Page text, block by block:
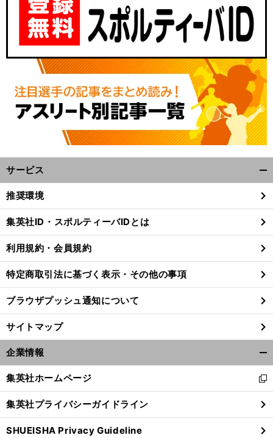
前
サービス
閉
る
推奨環境
集英社ID・スポルティーバIDとは
利用規約・会員規約
特定商取引法に基づく表示・その他の事項
ブラウザプッシュ通知について
サイトマップ
企業情報
閉
る
集英社ホームページ
新
し
い
ウ
ィ
集英社プライバシーガイドライン
SHUEISHA Privacy Guideline